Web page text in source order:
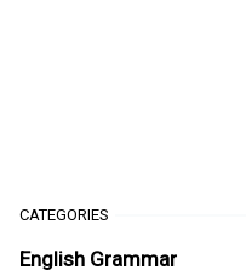
CATEGORIES
English Grammar